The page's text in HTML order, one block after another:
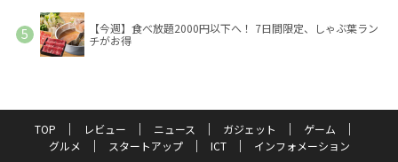
【今週】食べ放題2000円以下へ！ 7日間限定、しゃぶ葉ラン
チがお得
TOP レビュー ニュース ガジェット
ゲーム
グルメ
スタートアップ ICT インフォメーション